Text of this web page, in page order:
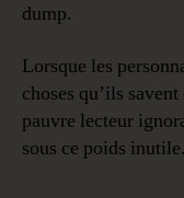
dump.
Lorsque les
choses qu’ils
pauvre lecteur
sous ce poids inutile.